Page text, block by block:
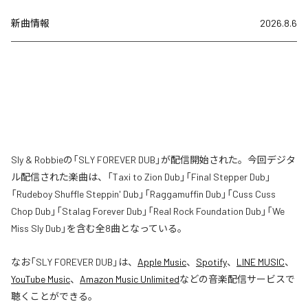
新曲情報 2026.8.6
Sly & Robbieの「SLY FOREVER DUB」が配信開始された。今回デジタ
ル配信された楽曲は、「Taxi to Zion Dub」「Final Stepper Dub」
「Rudeboy Shuffle Steppin' Dub」「Raggamuffin Dub」「Cuss Cuss
Chop Dub」「Stalag Forever Dub」「Real Rock Foundation Dub」「We
Miss Sly Dub」を含む全8曲となっている。
なお「SLY FOREVER DUB 」は、 Apple Music、 Spotify、 LINE MUSIC、
YouTube Music、 Amazon Music Unlimitedなどの音楽配信サービスで
聴くことができる。